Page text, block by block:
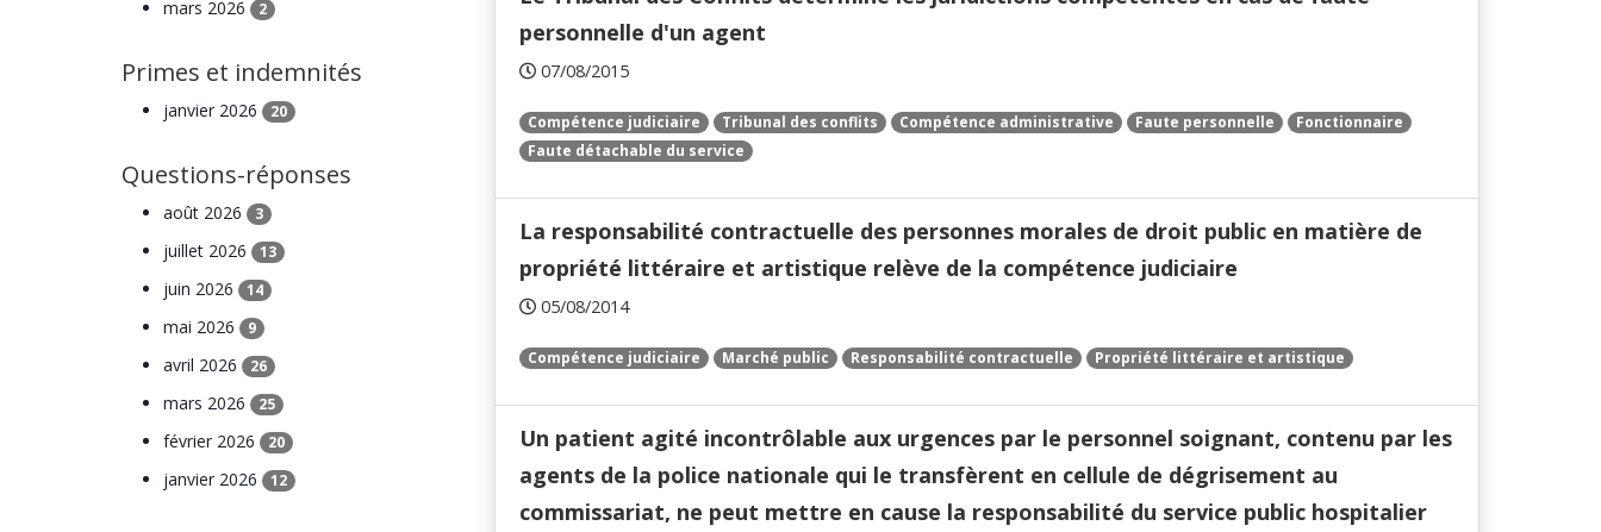
personnelle d'un agent
07/08/2015
Compétence judiciaire Tribunal des conflits Compétence administrative Faute personnelle
Fonctionnaire
Faute détachable du service
La responsabilité contractuelle des personnes morales de droit public en matière de
propriété littéraire et artistique relève de la compétence judiciaire
05/08/2014
Compétence judiciaire Marché public Responsabilité contractuelle Propriété littéraire et artistique
Un patient agité incontrôlable aux urgences par le personnel soignant, contenu par les
agents de la police nationale qui le transfèrent en cellule de dégrisement au
commissariat, ne peut mettre en cause la responsabilité du service public hospitalier
mars 2026 2
Primes et indemnités
janvier 2026 20
Questions-réponses
août 2026 3
juillet 2026 13
juin 2026 14
mai 2026 9
avril 2026 26
mars 2026 25
février 2026 20
janvier 2026 12